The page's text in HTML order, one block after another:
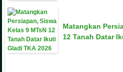
Matangkan
12 Tanah Datar